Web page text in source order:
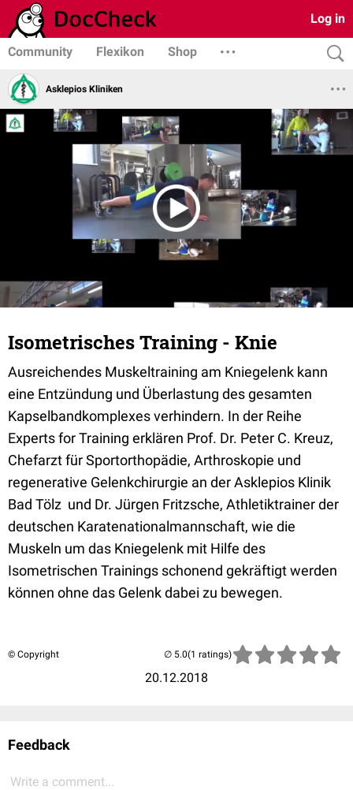
Log in
Community Flexikon Shop
Asklepios Kliniken
Isometrisches Training - Knie
Ausreichendes Muskeltraining am Kniegelenk kann
eine Entzündung und Überlastung des gesamten
Kapselbandkomplexes verhindern. In der Reihe
Experts for Training erklären Prof. Dr. Peter C. Kreuz,
Chefarzt für Sportorthopädie, Arthroskopie und
regenerative Gelenkchirurgie an der Asklepios Klinik
Bad Tölz und Dr. Jürgen Fritzsche, Athletiktrainer der
deutschen Karatenationalmannschaft, wie die
Muskeln um das Kniegelenk mit Hilfe des
Isometrischen Trainings schonend gekräftigt werden
können ohne das Gelenk dabei zu bewegen.
© Copyright
20.12.2018
(1 ratings)
Feedback
Write a comment...